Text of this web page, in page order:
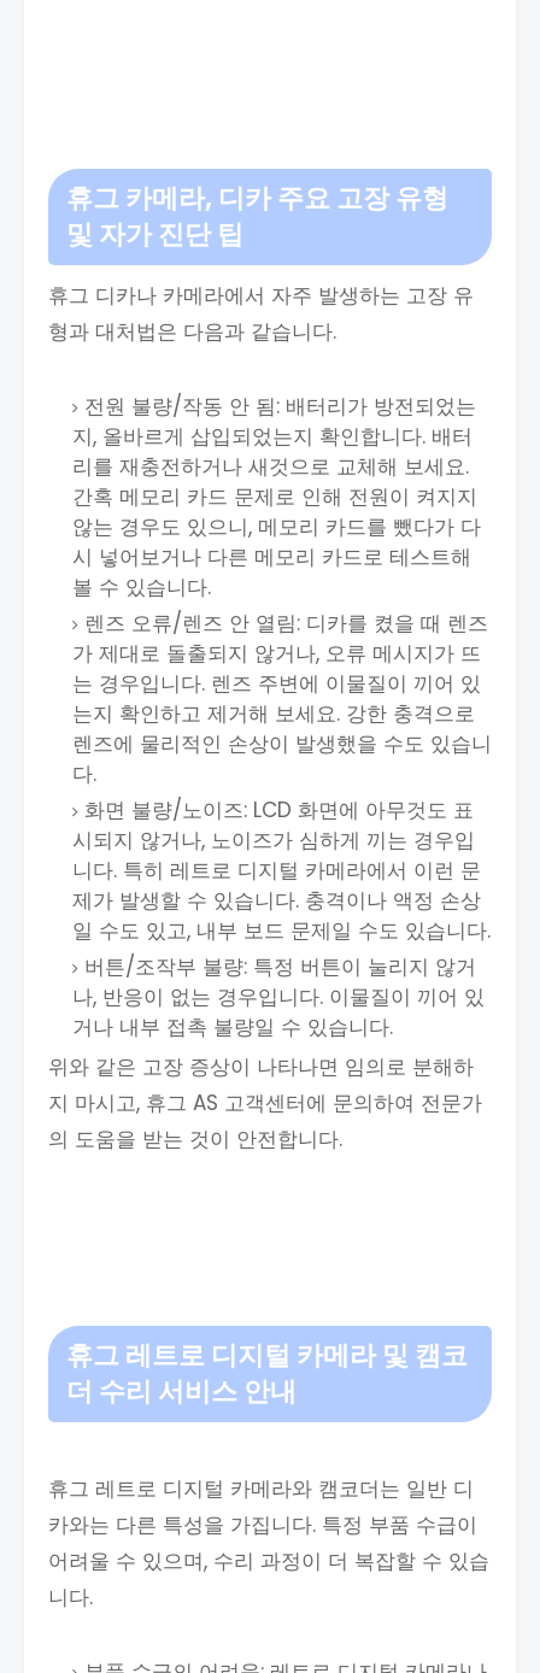
휴그 카메라, 디카 주요 고장 유형
및 자가 진단 팁
휴그 디카나 카메라에서 자주 발생하는 고장 유
형과 대처법은 다음과 같습니다.
전원 불량/작동 안 됨: 배터리가 방전되었는
지, 올바르게 삽입되었는지 확인합니다. 배터
리를 재충전하거나 새것으로 교체해 보세요.
간혹 메모리 카드 문제로 인해 전원이 켜지지
않는 경우도 있으니, 메모리 카드를 뺐다가 다
시 넣어보거나 다른 메모리 카드로 테스트해
볼 수 있습니다.
렌즈 오류/렌즈 안 열림: 디카를 켰을 때 렌즈
가 제대로 돌출되지 않거나, 오류 메시지가 뜨
는 경우입니다. 렌즈 주변에 이물질이 끼어 있
는지 확인하고 제거해 보세요. 강한 충격으로
렌즈에 물리적인 손상이 발생했을 수도 있습니
다.
화면 불량/노이즈: LCD 화면에 아무것도 표
시되지 않거나, 노이즈가 심하게 끼는 경우입
니다. 특히 레트로 디지털 카메라에서 이런 문
제가 발생할 수 있습니다. 충격이나 액정 손상
일 수도 있고, 내부 보드 문제일 수도 있습니다.
버튼/조작부 불량: 특정 버튼이 눌리지 않거
나, 반응이 없는 경우입니다. 이물질이 끼어 있
거나 내부 접촉 불량일 수 있습니다.
위와 같은 고장 증상이 나타나면 임의로 분해하
지 마시고, 휴그 AS 고객센터에 문의하여 전문가
의 도움을 받는 것이 안전합니다.
휴그 레트로 디지털 카메라 및 캠코
더 수리 서비스 안내
휴그 레트로 디지털 카메라와 캠코더는 일반 디
카와는 다른 특성을 가집니다. 특정 부품 수급이
어려울 수 있으며, 수리 과정이 더 복잡할 수 있습
니다.